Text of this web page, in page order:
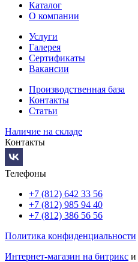
Каталог
О компании
Услуги
Галерея
Сертификаты
Вакансии
Производственная база
Контакты
Статьи
Наличие на складе
Контакты
Телефоны
+7 (812) 642 33 56
+7 (812) 985 94 40
+7 (812) 386 56 56
Политика конфиденциальности
Интернет-магазин на битрикс и